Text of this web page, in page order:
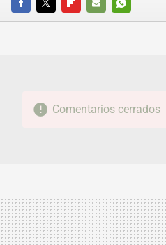
FACEBOOKTWITTERFLIPBOARD
E-
WHATSAPP
Comentarios cerrados